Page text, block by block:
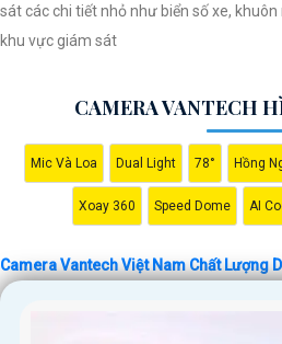
liên hệ với đại lý phân phối chính thức
nhất.
sát các chi tiết nhỏ như biển số xe,
khu vực giám sát
CAMERA VANTECH
Mic Và Loa Dual Light 78° Hồng
Xoay 360 Speed Dome AI
Camera Vantech Việt Nam Chất Lượng